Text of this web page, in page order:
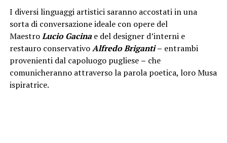
I diversi linguaggi artistici saranno accostati in una
sorta di conversazione ideale con opere del
MaestroLucio Gacinae del designer d’interni e
restauro conservativoAlfredo Briganti– entrambi
provenienti dal capoluogo pugliese – che
comunicheranno attraverso la parola poetica, loro Musa
ispiratrice.